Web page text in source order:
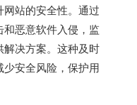
站的安全性。通过
恶意软件入侵，监
决方案。这种及时
安全风险，保护用